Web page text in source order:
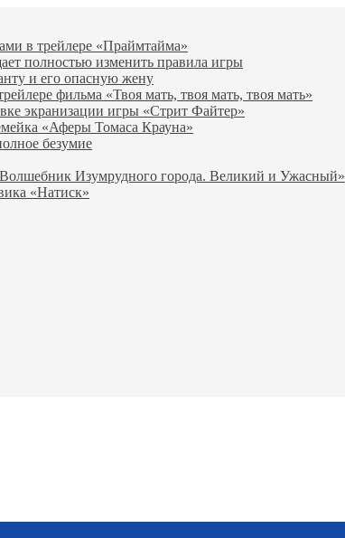
в трейлере «Праймтайма»
полностью изменить правила игры
и его опасную жену
фильма «Твоя мать, твоя мать, твоя мать»
экранизации игры «Стрит Файтер»
«Аферы Томаса Крауна»
безумие
Изумрудного города. Великий и Ужасный»
«Натиск»